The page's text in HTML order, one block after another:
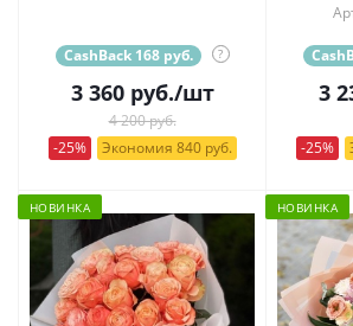
CashBack 168 руб. ?
3 360руб./шт
4 200 руб.
-25%
Экономия 840 руб.
3
-25%
НОВИНКА НОВИНКА